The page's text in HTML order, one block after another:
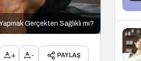
Gerçekten Sağlıklı mı?
+ - PAYLAŞ